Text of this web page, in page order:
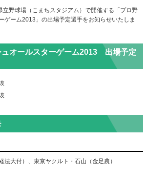
野球場（こまちスタジアム）で開催する「プロ野
ゲーム2013」の出場予定選手をお知らせいたしま
ュオールスターゲーム2013 出場予定
法大付）、東京ヤクルト・石山（金足農）